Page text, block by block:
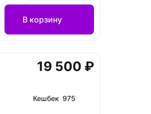
В корзину
19 500 ₽
Кешбек 975